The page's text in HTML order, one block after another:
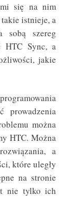
się na nim
istnieje, a
sobą szereg
HTC Sync, a
jakie
prowadzenia
można
HTC. Można
a
które uległy
na stronie
nie tylko ich